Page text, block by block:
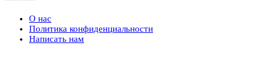
О нас
Политика конфиденциальности
Написать нам